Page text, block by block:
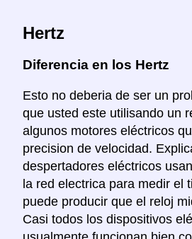
Hertz
Diferencia en los Hertz
Esto no deberia de ser un
que usted este utilisando un
algunos motores eléctricos
precision de velocidad.
despertadores eléctricos
la red electrica para medir el
puede producir que el reloj
Casi todos los dispositivos